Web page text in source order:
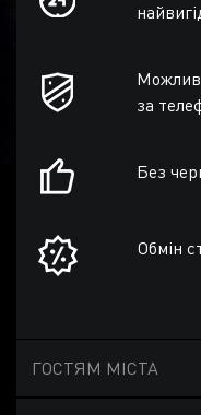
за
Без
Обмін
ГОСТЯМ МІСТА